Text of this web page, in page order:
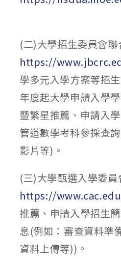
(二)大學招生委員會聯
https://
學多元入學方案等招
年度起大學申請入學
暨繁星推薦、申請入
管道數學考科參採查
影片等)。
(三)大學甄選入學委員
https://
推薦、申請入學招生
息(例如：審查資料準
資料上傳等))。